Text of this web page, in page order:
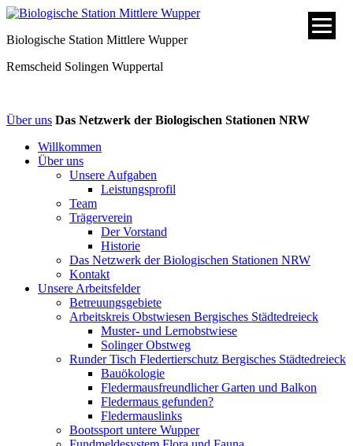
Biologische Station Mittlere Wupper
Remscheid Solingen Wuppertal
Über uns Das Netzwerk der Biologischen Stationen NRW
Willkommen
Über uns
Unsere Aufgaben
Leistungsprofil
Team
Trägerverein
Der Vorstand
Historie
Das Netzwerk der Biologischen Stationen NRW
Kontakt
Unsere Arbeitsfelder
Betreuungsgebiete
Arbeitskreis Obstwiesen Bergisches Städtedreieck
Muster- und Lernobstwiese
Solinger Obstweg
Runder Tisch Fledertierschutz Bergisches Städtedreieck
Bauökologie
Fledermausfreundlicher Garten und Balkon
Fledermaus gefunden?
Fledermauslinks
Bootssport untere Wupper